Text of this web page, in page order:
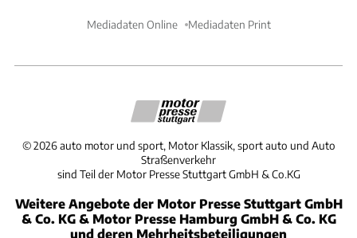
Mediadaten Online Mediadaten Print
©2026 auto motor und sport, Motor Klassik, sport auto und Auto
Straßenverkehr
sind Teil der Motor Presse Stuttgart GmbH & Co.KG
Weitere Angebote der Motor Presse Stuttgart GmbH
& Co. KG & Motor Presse Hamburg GmbH & Co. KG
und deren Mehrheitsbeteiligungen